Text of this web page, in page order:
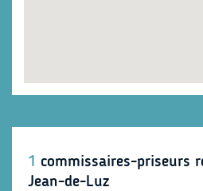
1 commissaires-priseurs
Jean-de-Luz